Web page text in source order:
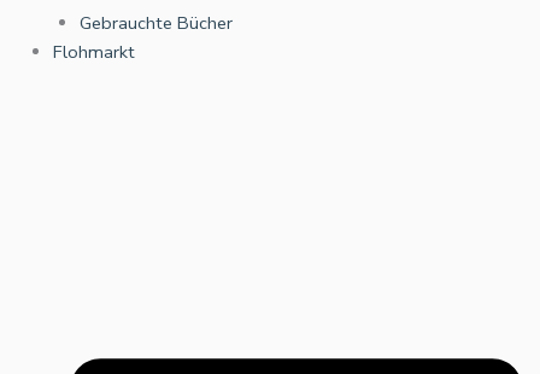
Gebrauchte Bücher
Flohmarkt